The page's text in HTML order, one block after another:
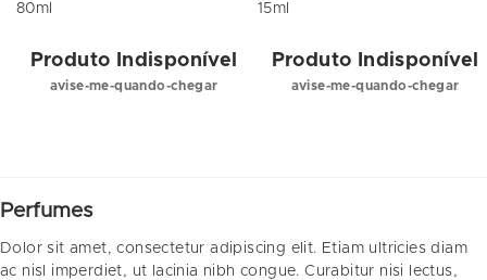
80ml
Produto Indisponível
avise-me-quando-chegar
15ml
Produto Indisponível
avise-me-quando-chegar
Perfumes
Dolor sit amet, consectetur adipiscing elit. Etiam ultricies diam
ac nisl imperdiet, ut lacinia nibh congue. Curabitur nisi lectus,